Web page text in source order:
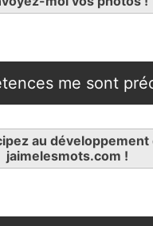
me sont
au développement
jaimelesmots.com !